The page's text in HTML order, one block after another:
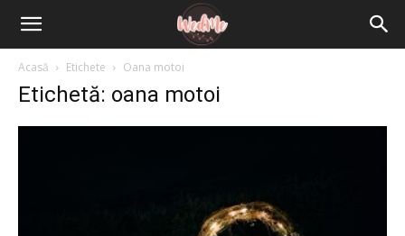
Acasă Etichete Oana motoi
Etichetă: oana motoi